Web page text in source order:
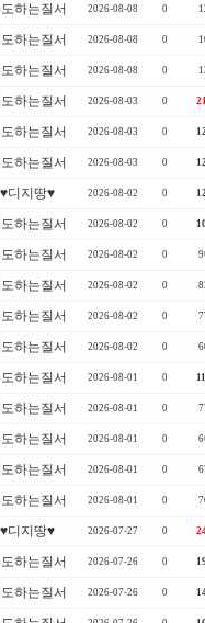
하는질서 2026-08-08 0
하는질서 2026-08-08 0
하는질서 2026-08-08 0
하는질서 2026-08-03 0
하는질서 2026-08-03 0
하는질서 2026-08-03 0
♥디지땅♥ 2026-08-02 0
하는질서 2026-08-02 0
하는질서 2026-08-02 0
하는질서 2026-08-02 0
하는질서 2026-08-02 0
하는질서 2026-08-02 0
하는질서 2026-08-01 0
하는질서 2026-08-01 0
하는질서 2026-08-01 0
하는질서 2026-08-01 0
하는질서 2026-08-01 0
♥디지땅♥ 2026-07-27 0
하는질서 2026-07-26 0
하는질서 2026-07-26 0